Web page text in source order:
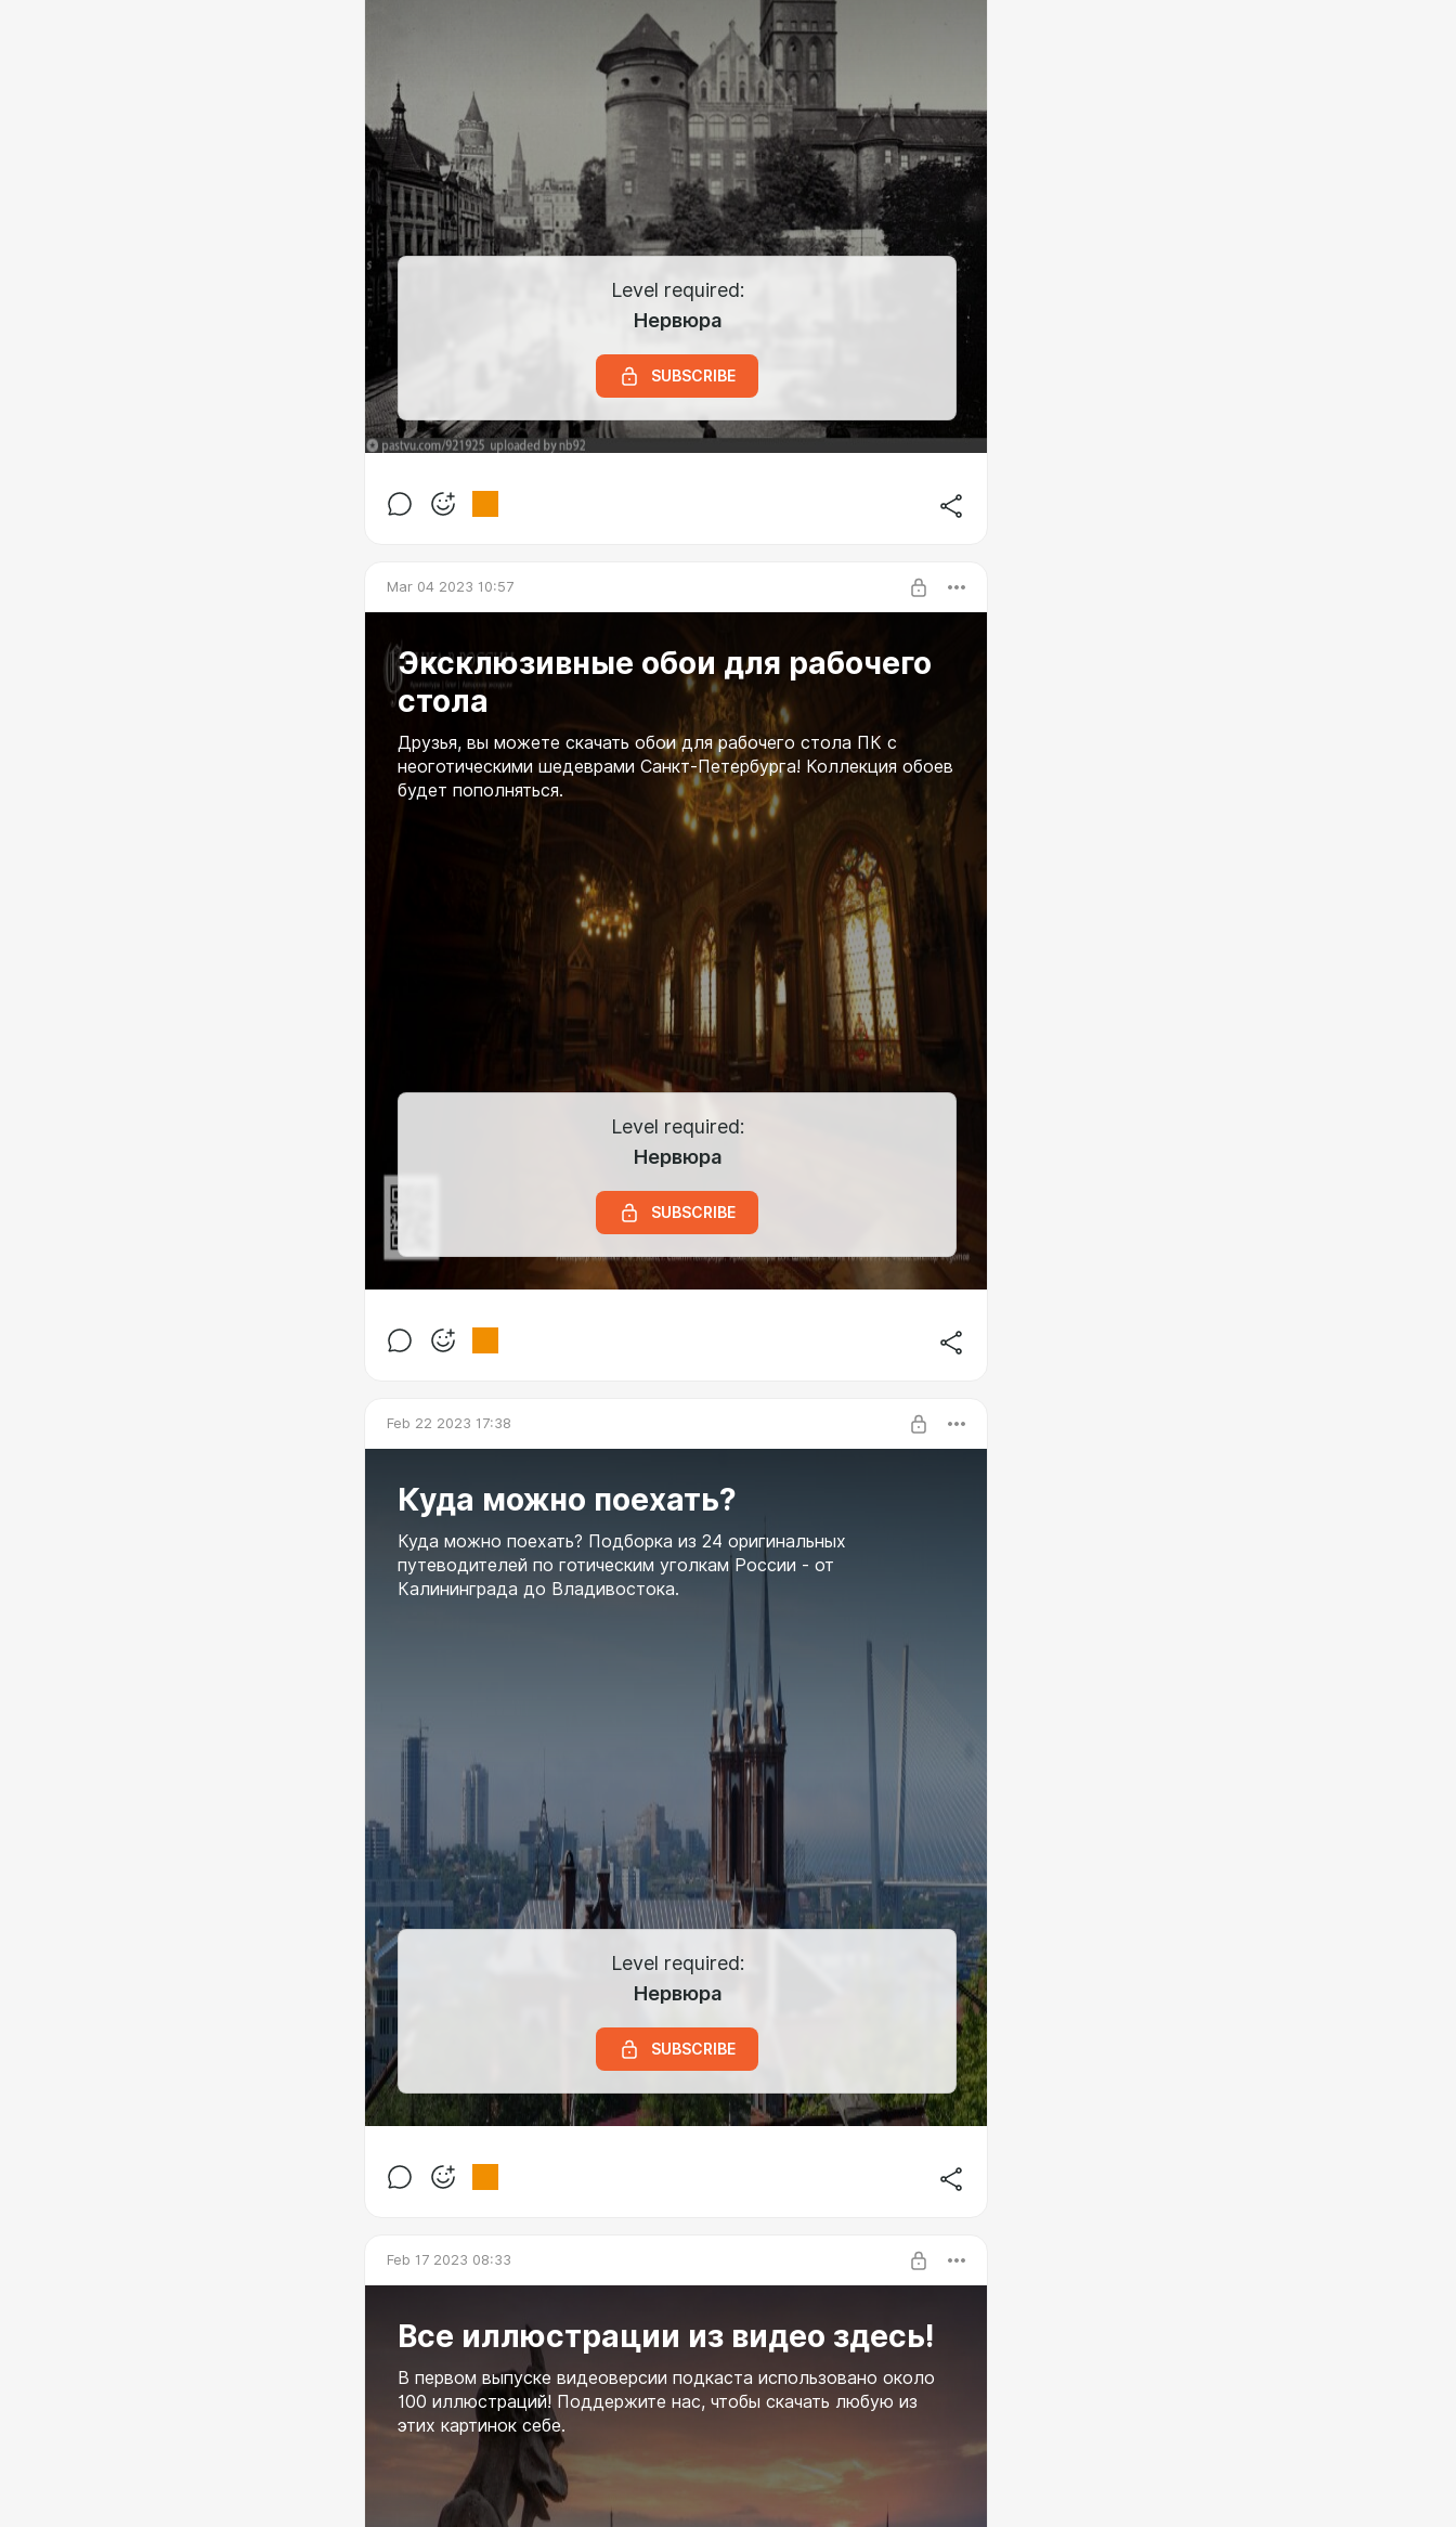
Level required:
Нервюра
SUBSCRIBE
Mar 04 2023 10:57
Эксклюзивные обои для рабочего
стола
Друзья, вы можете скачать обои для рабочего стола ПК с
неоготическими шедеврами Санкт-Петербурга! Коллекция обоев
будет пополняться.
Level required:
Нервюра
SUBSCRIBE
Feb 22 2023 17:38
Куда можно поехать?
Куда можно поехать? Подборка из 24 оригинальных
путеводителей по готическим уголкам России - от
Калининграда до Владивостока.
Level required:
Нервюра
SUBSCRIBE
Feb 17 2023 08:33
Все иллюстрации из видео здесь!
В первом выпуске видеоверсии подкаста использовано около
100 иллюстраций! Поддержите нас, чтобы скачать любую из
этих картинок себе.